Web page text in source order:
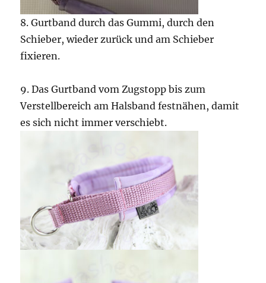
8. Gurtband durch das Gummi, durch den
Schieber, wieder zurück und am Schieber
fixieren.
9. Das Gurtband vom Zugstopp bis zum
Verstellbereich am Halsband festnähen, damit
es sich nicht immer verschiebt.